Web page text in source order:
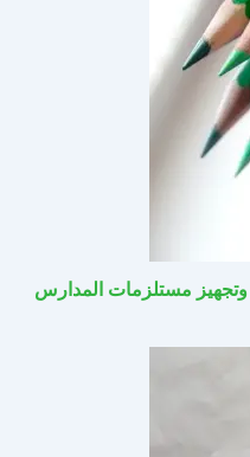
وتجهيز مستلزمات المدارس